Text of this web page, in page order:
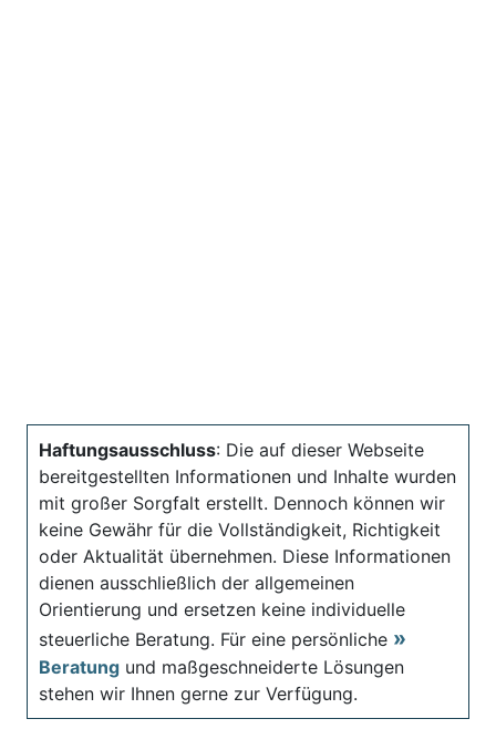
Haftungsausschluss: Die auf dieser Webseite
bereitgestellten Informationen und Inhalte wurden
mit großer Sorgfalt erstellt. Dennoch können wir
keine Gewähr für die Vollständigkeit, Richtigkeit
oder Aktualität übernehmen. Diese Informationen
dienen ausschließlich der allgemeinen
Orientierung und ersetzen keine individuelle
steuerliche Beratung. Für eine persönliche
Beratung und maßgeschneiderte Lösungen
stehen wir Ihnen gerne zur Verfügung.